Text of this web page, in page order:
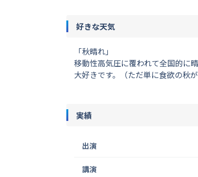
好きな天気
「秋晴れ」
移動性高気圧に覆われて全国的に
大好きです。（ただ単に食欲の秋
実績
出演
講演